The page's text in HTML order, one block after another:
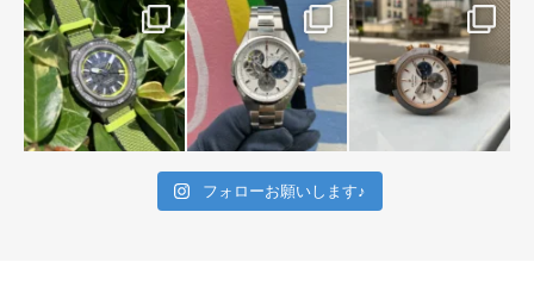
フォローお願いします♪